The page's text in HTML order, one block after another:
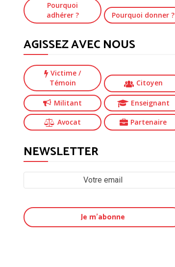
Pourquoi
adhérer ?
Pourquoi donner ?
AGISSEZ AVEC NOUS
Victime/
Témoin
Citoyen
Militant Enseignant
Avocat Partenaire
NEWSLETTER